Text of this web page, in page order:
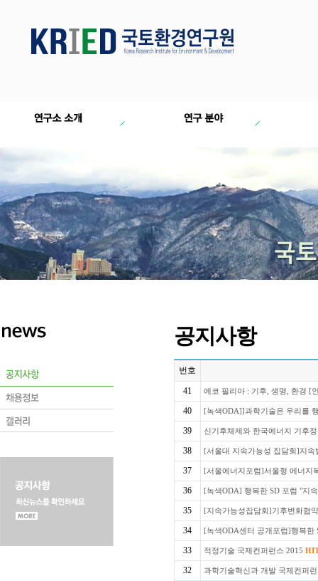
공지사항
번호
41 에코 필리아 : 기후, 생명, 환경 [
40 [녹색ODA]]과학기술은 우리를
39 신기후체제와 한국에너지 기후
38 [서울대 지속가능성 집담회]지
37 [서울에너지포럼]서울형 에너지
36 [녹색ODA] 행복한 SD 포럼 "지
35 [지속가능성집담회]기후변화협
34 [녹색ODA센터 공개포럼]행복한
33 적정기술 국제컨퍼런스 2015
32 과학기술혁신과 개발 국제컨퍼